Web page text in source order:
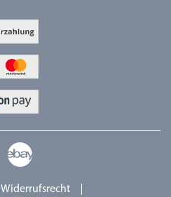
Widerrufsrecht